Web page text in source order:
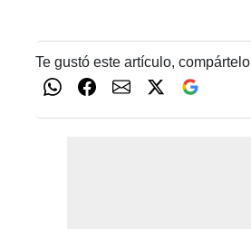
Te gustó este artículo, compártelo